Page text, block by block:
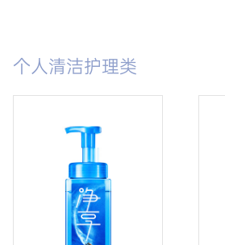
个人清洁护理类